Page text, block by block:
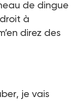
de dingue
à
direz des
je vais